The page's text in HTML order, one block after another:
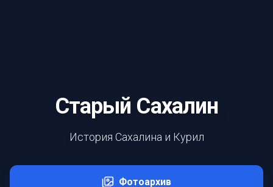
Старый Сахалин
История Сахалина и Курил
Фотоархив